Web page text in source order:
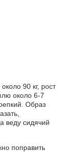
90 кг, рост
около 6-7
Образ
веду сидячий
поправить